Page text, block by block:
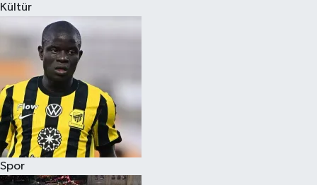
Kültür
Spor